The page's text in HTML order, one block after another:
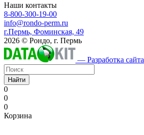
Наши контакты
8-800-300-19-00
info@rondo-perm.ru
г.Пермь, Фоминская, 49
2026 © Рондо, г. Пермь
— Разработка сайта
Найти
0
0
0
Корзина